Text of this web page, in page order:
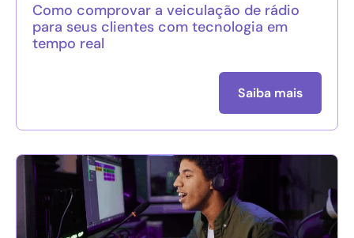
Como comprovar a veiculação de rádio
para seus clientes com tecnologia em
tempo real
Saiba mais